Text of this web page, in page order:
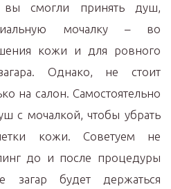
вы смогли принять душ,
мочалку – во
кожи и для ровного
Однако, не стоит
на салон. Самостоятельно
с мочалкой, чтобы убрать
кожи. Советуем не
до и после процедуры
загар будет держаться